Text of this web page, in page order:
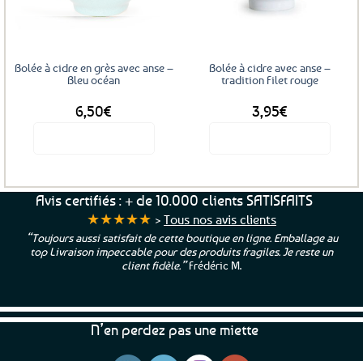
Bolée à cidre en grès avec anse –
Bleu océan
6,50€
Bolée à cidre avec anse –
tradition Filet rouge
3,95€
Avis certifiés : + de 10.000 clients SATISFAITS
★★★★★ > Tous nos avis clients
“Toujours aussi satisfait de cette boutique en ligne. Emballage au
top Livraison impeccable pour des produits fragiles. Je reste un
client fidèle.”Frédéric M.
N’en perdez pas une miette